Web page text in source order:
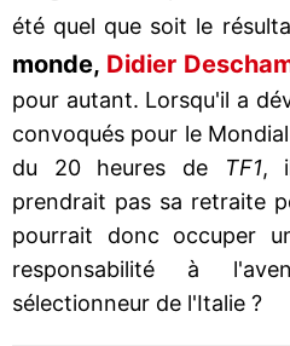
été quel que soit le
monde, Didier
pour autant. Lorsqu'il a
convoqués pour le
du 20 heures de
TF1,
prendrait pas sa retraite
pourrait donc occuper
responsabilité à
sélectionneur de l'Italie ?